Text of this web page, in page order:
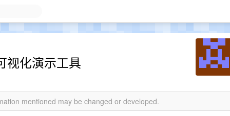
视化演示工具
mentioned may be changed or developed.